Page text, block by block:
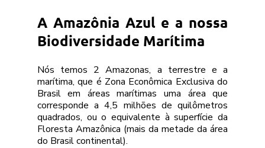
A Amazônia Azul e a nossa
Biodiversidade Marítima
Nós temos 2 Amazonas, a terrestre e a
marítima, que é Zona Econômica Exclusiva do
Brasil em áreas marítimas uma área que
corresponde a 4,5 milhões de quilômetros
quadrados, ou o equivalente à superfície da
Floresta Amazônica (mais da metade da área
do Brasil continental).